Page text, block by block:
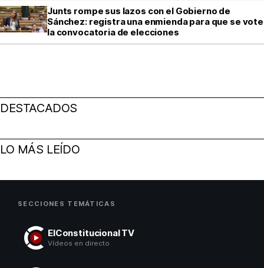
Junts rompe sus lazos con el Gobierno de
Sánchez: registra una enmienda para que se vote
la convocatoria de elecciones
DESTACADOS
LO MÁS LEÍDO
SECCIONES TEMÁTICAS
ElConstitucional TV
Vídeos en directo